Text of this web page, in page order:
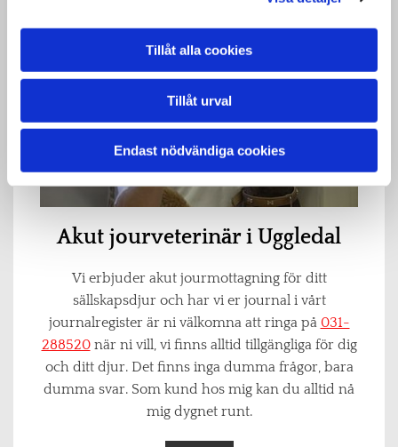
Tillåt alla cookies
Tillåt urval
Endast nödvändiga cookies
Akut jourveterinär i Uggledal
Vi erbjuder akut jourmottagning för ditt
sällskapsdjur och har vi er journal i vårt
journalregister är ni välkomna att ringa på 031-
288520när ni vill, vi finns alltid tillgängliga för dig
och ditt djur. Det finns inga dumma frågor, bara
dumma svar. Som kund hos mig kan du alltid nå
mig dygnet runt.